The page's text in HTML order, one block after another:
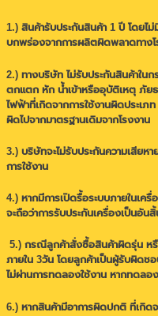
1.) สินค้ารับประกันสินค้า 1 ปี โดยไ
บกพร่องจากการผลิตผิดพลาดทางโ
2.) ทางบริษัท ไม่รับประกันสินค้าใน
ตกแตก หัก น้ำเข้าหรืออุบัติเหตุ ภัย
ไฟฟ้าที่เกิดจากการใช้งานผิดประเ
ผิดไปจากมาตรฐานเดิมจากโรงงาน
3.) บริษัทจะไม่รับประกันความเสียห
การใช้งาน
4.) หากมีการเปิดรื้อระบบภายในเค
จะถือว่าการรับประกันเครื่องเป็นอัน
5.) กรณีลูกค้าสั่งซื้อสินค้าผิดรุ่น ห
ภายใน 3วัน โดยลูกค้าเป็นผู้รับผิดช
ไม่ผ่านการทดลองใช้งาน หากทดล
6.) หากสินค้ามีอาการผิดปกติ ที่เกิด